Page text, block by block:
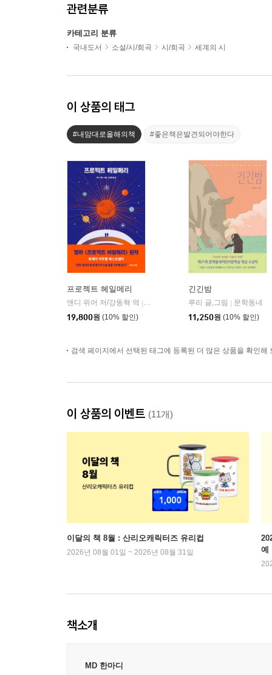
관련분류
카테고리 분류
국내도서 소설/시/희곡 시/희곡 세계의 시
이 상품의 태그
#내맘대로올해의책 #좋은책은발견되어야한다
프로젝트 헤일메리
앤디 위어 저/강동혁 역 |
알에이치코리아(RHK)
19,800원 (10% 할인)
긴긴밤
루리 글,그림 | 문학동네
11,250원 (10% 할인)
검색 페이지에서 선택된 태그에 등록된 더 많은 상품을 확인해
이 상품의 이벤트 (11개)
이달의 책 8월 : 산리오캐릭터즈 유리컵
2026년 08월 01일 ~ 2026년 08월 31일
예
책소개
MD 한마디